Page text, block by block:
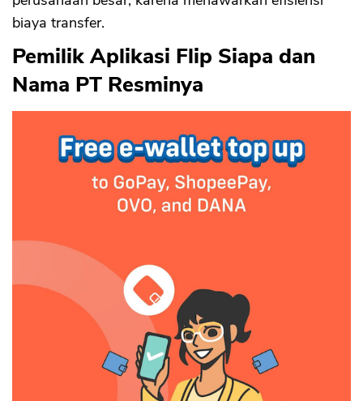
biaya transfer.
Pemilik Aplikasi Flip Siapa dan
Nama PT Resminya